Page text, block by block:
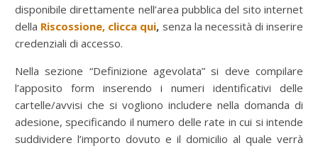
disponibile direttamente nell’area pubblica del sito internet
della Riscossione, clicca qui, senza la necessità di inserire
credenziali di accesso.
Nella sezione “Definizione agevolata” si deve compilare
l’apposito form inserendo i numeri identificativi delle
cartelle/avvisi che si vogliono includere nella domanda di
adesione, specificando il numero delle rate in cui si intende
suddividere l’importo dovuto e il domicilio al quale verrà